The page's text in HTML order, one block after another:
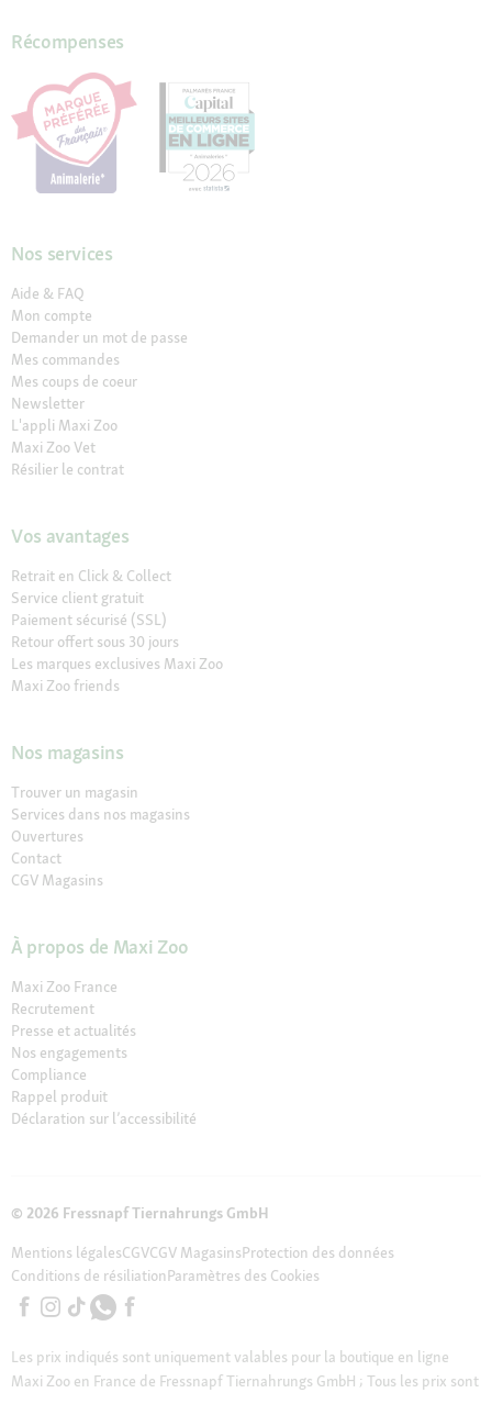
Récompenses
Nos services
Aide & FAQ
Mon compte
Demander un mot de passe
Mes commandes
Mes coups de coeur
Newsletter
L'appli Maxi Zoo
Maxi Zoo Vet
Résilier le contrat
Vos avantages
Retrait en Click & Collect
Service client gratuit
Paiement sécurisé (SSL)
Retour offert sous 30 jours
Les marques exclusives Maxi Zoo
Maxi Zoo friends
Nos magasins
Trouver un magasin
Services dans nos magasins
Ouvertures
Contact
CGV Magasins
À propos de Maxi Zoo
Maxi Zoo France
Recrutement
Presse et actualités
Nos engagements
Compliance
Rappel produit
Déclaration sur l’accessibilité
© 2026 Fressnapf Tiernahrungs GmbH
Mentions légalesCGVCGV MagasinsProtection des données
Conditions de résiliationParamètres des Cookies
Les prix indiqués sont uniquement valables pour la boutique en ligne
Maxi Zoo en France de Fressnapf Tiernahrungs GmbH ; Tous les prix sont